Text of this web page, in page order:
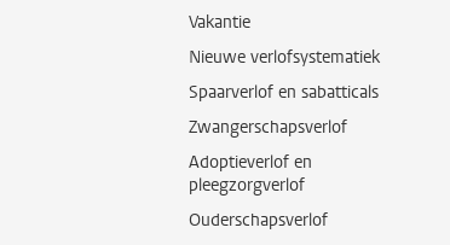
Vakantie
Nieuwe verlofsystematiek
Spaarverlof en sabatticals
Zwangerschapsverlof
Adoptieverlof en
pleegzorgverlof
Ouderschapsverlof